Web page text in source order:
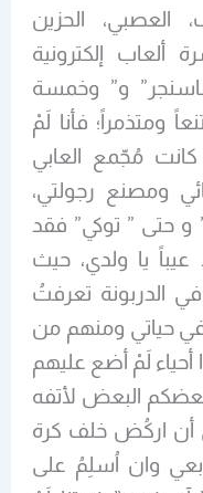
العصبي، الحزين
ألعاب إلكترونية
و” وخمسة
ومتذمراً؛ فأنا لَمْ
مُجّمع العابي
ومصنع رجولتي،
و حتى ” توكي” فقد
يا ولدي، حيث
الدربونة تعرفتُ
في حياتي ومنهم من
أحياء لَمْ أضع عليهم
البعض لأتفه
أن اركُض خلف كرة
وان اُسلِمُ على